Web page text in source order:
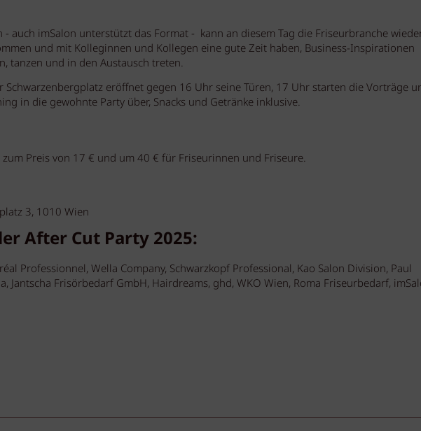
- auch imSalon unterstützt das Format - kann an diesem Tag die Friseurbranche
und mit Kolleginnen und Kollegen eine gute Zeit haben, Business-Inspirationen
tanzen und in den Austausch treten.
Schwarzenbergplatz eröffnet gegen 16 Uhr seine Türen, 17 Uhr starten die Vorträge
in die gewohnte Party über, Snacks und Getränke inklusive.
Preis von 17 € und um 40 € für Friseurinnen und Friseure.
3, 1010 Wien
After Cut Party 2025:
Professionnel, Wella Company, Schwarzkopf Professional, Kao Salon Division, Paul
Jantscha Frisörbedarf GmbH, Hairdreams, ghd, WKO Wien, Roma Friseurbedarf,